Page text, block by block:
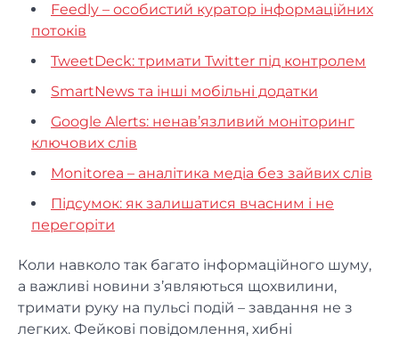
Feedly – особистий куратор інформаційних
потоків
TweetDeck: тримати Twitter під контролем
SmartNews та інші мобільні додатки
Google Alerts: ненав’язливий моніторинг
ключових слів
Monitorea – аналітика медіа без зайвих слів
Підсумок: як залишатися вчасним і не
перегоріти
Коли навколо так багато інформаційного шуму,
а важливі новини з’являються щохвилини,
тримати руку на пульсі подій – завдання не з
легких. Фейкові повідомлення, хибні